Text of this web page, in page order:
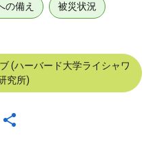
の備え 被災状況
(ハーバード大学ライシャワ
究所)